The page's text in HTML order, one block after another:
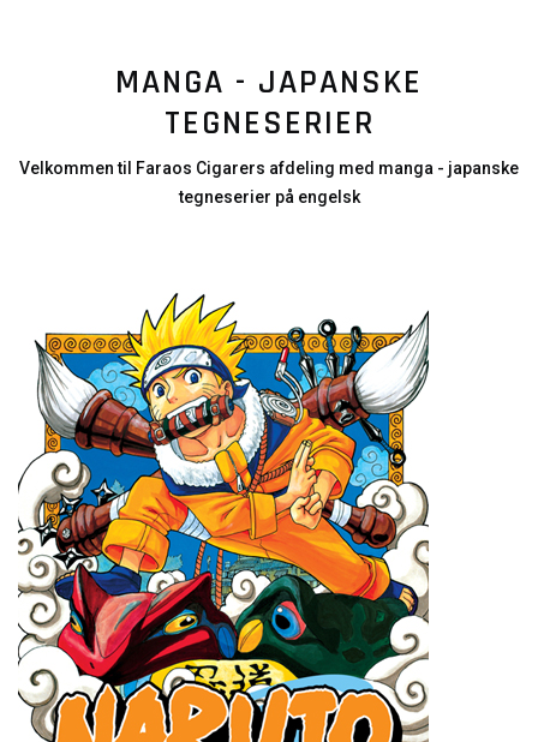
MANGA - JAPANSKE
TEGNESERIER
Velkommen til Faraos Cigarers afdeling med manga - japanske
tegneserier på engelsk